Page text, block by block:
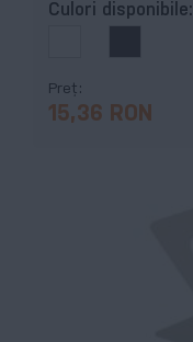
Culori disponibile:
Preț
15,36 RON